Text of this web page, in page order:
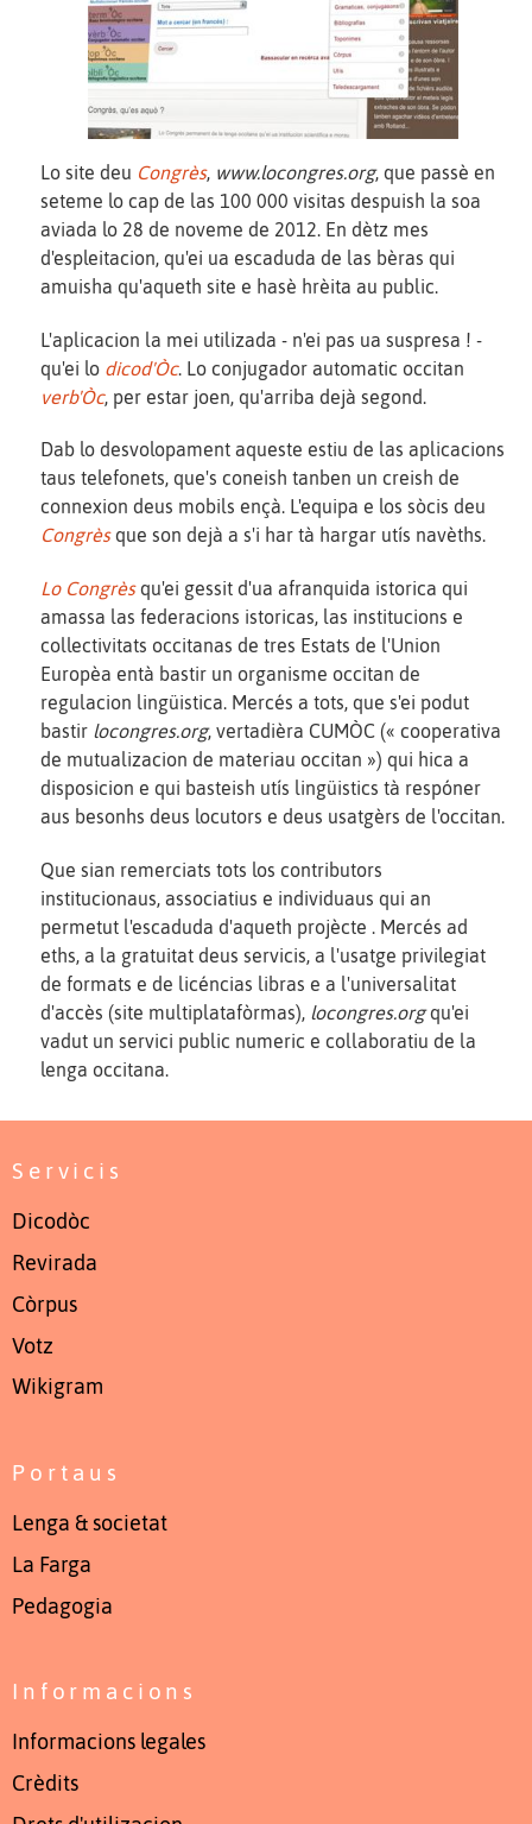
Lo site deu Congrès, www.locongres.org, que passè en
seteme lo cap de las 100 000 visitas despuish la soa
aviada lo 28 de noveme de 2012. En dètz mes
d'espleitacion, qu'ei ua escaduda de las bèras qui
amuisha qu'aqueth site e hasè hrèita au public.
L'aplicacion la mei utilizada - n'ei pas ua suspresa ! -
qu'ei lo dicod'Òc. Lo conjugador automatic occitan
verb'Òc, per estar joen, qu'arriba dejà segond.
Dab lo desvolopament aqueste estiu de las aplicacions
taus telefonets, que's coneish tanben un creish de
connexion deus mobils ençà. L'equipa e los sòcis deu
Congrèsque son dejà a s'i har tà hargar utís navèths.
Lo Congrèsqu'ei gessit d'ua afranquida istorica qui
amassa las federacions istoricas, las institucions e
collectivitats occitanas de tres Estats de l'Union
Europèa entà bastir un organisme occitan de
regulacion lingüistica. Mercés a tots, que s'ei podut
bastir locongres.org, vertadièra CUMÒC (« cooperativa
de mutualizacion de materiau occitan ») qui hica a
disposicion e qui basteish utís lingüistics tà respóner
aus besonhs deus locutors e deus usatgèrs de l'occitan.
Que sian remerciats tots los contributors
institucionaus, associatius e individuaus qui an
permetut l'escaduda d'aqueth projècte . Mercés ad
eths, a la gratuitat deus servicis, a l'usatge privilegiat
de formats e de licéncias libras e a l'universalitat
d'accès (site multiplatafòrmas), locongres.orgqu'ei
vadut un servici public numeric e collaboratiu de la
lenga occitana.
Servicis
Dicodòc
Revirada
Còrpus
Votz
Wikigram
Portaus
Lenga & societat
La Farga
Pedagogia
Informacions
Informacions legales
Crèdits